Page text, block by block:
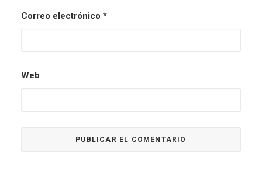
Correo electrónico *
Web